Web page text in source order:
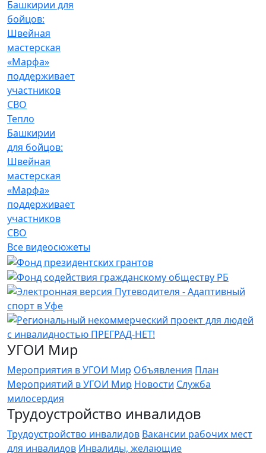
Тепло
Башкирии
для бойцов:
Швейная
мастерская
«Марфа»
поддерживает
участников
СВО
Все видеосюжеты
УГОИ Мир
Мероприятия в УГОИ Мир Объявления План
Мероприятий в УГОИ Мир Новости Служба
милосердия
Трудоустройство инвалидов
Трудоустройство инвалидов Вакансии рабочих мест
для инвалидов Инвалиды, желающие